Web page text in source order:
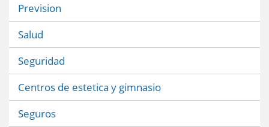
Prevision
Salud
Seguridad
Centros de estetica y gimnasio
Seguros